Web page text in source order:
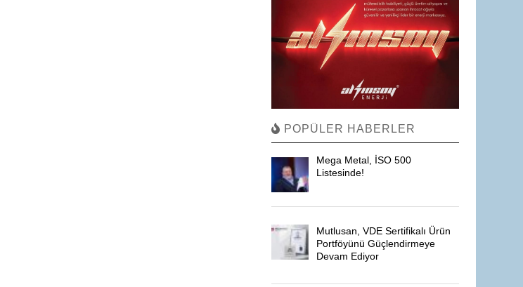
POPÜLER HABERLER
Mega Metal, İSO 500
Listesinde!
Mutlusan, VDE Sertifikalı Ürün
Portföyünü Güçlendirmeye
Devam Ediyor